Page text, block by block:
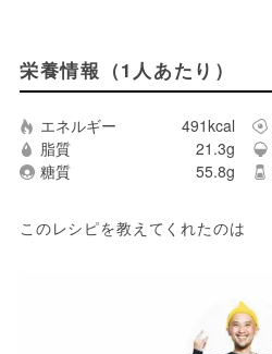
栄養情報（1人あたり）
エネルギー 491kcal
脂質
21.3g
糖質
55.8g
このレシピを教えてくれたのは